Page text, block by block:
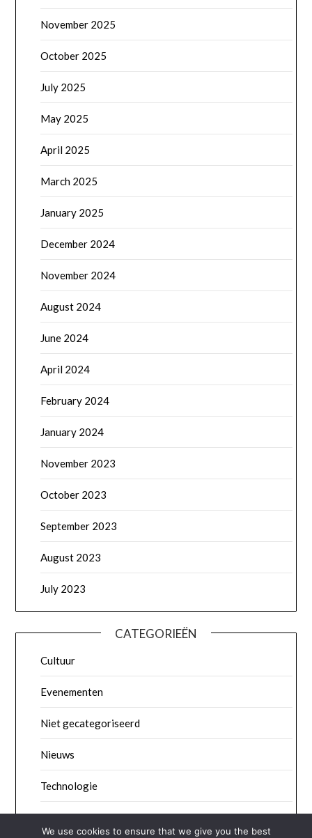
November 2025
October 2025
July 2025
May 2025
April 2025
March 2025
January 2025
December 2024
November 2024
August 2024
June 2024
April 2024
February 2024
January 2024
November 2023
October 2023
September 2023
August 2023
July 2023
CATEGORIEËN
Cultuur
Evenementen
Niet gecategoriseerd
Nieuws
Technologie
Wetenschap
We use cookies to ensure that we give you the best